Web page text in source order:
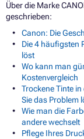
Über die Marke
geschrieben:
Canon: Die
Die 4 häufigsten
löst
Wo kann man
Kostenvergleich
Trockene Tinte
Sie das Problem
Wie man die
andere wechselt
Pflege Ihres